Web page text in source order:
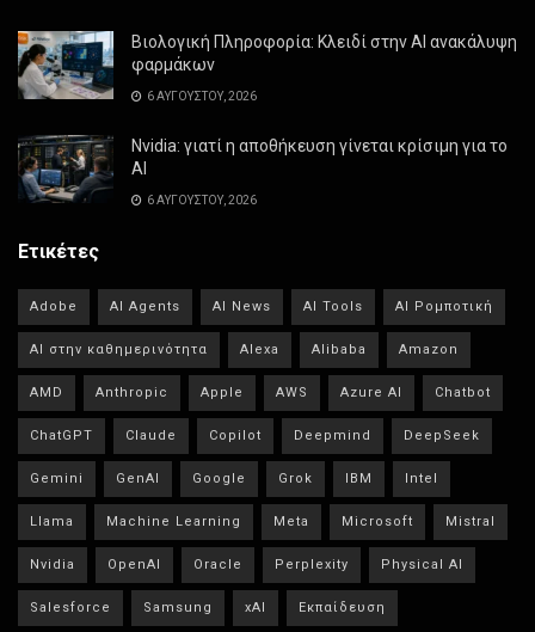
Βιολογική Πληροφορία: Κλειδί στην AI ανακάλυψη
φαρμάκων
6 ΑΥΓΟΎΣΤΟΥ, 2026
Nvidia: γιατί η αποθήκευση γίνεται κρίσιμη για το
AI
6 ΑΥΓΟΎΣΤΟΥ, 2026
Ετικέτες
Adobe AI Agents AI News AI Tools AI Ρομποτική
AI στην καθημερινότητα Alexa Alibaba Amazon
AMD Anthropic Apple AWS Azure AI Chatbot
ChatGPT Claude Copilot Deepmind DeepSeek
Gemini GenAI Google Grok IBM Intel
Llama Machine Learning Meta Microsoft Mistral
Nvidia OpenAI Oracle Perplexity Physical AI
Salesforce Samsung xAI Εκπαίδευση